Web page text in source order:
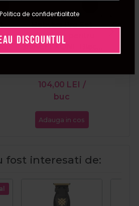
Babyliss Pro Set
cutit+folie pentru
shaver FXONE Black
104,00 LEI /
buc
Adauga in cos
fost interesati de:
de confidentialitate
DISCOUNTUL